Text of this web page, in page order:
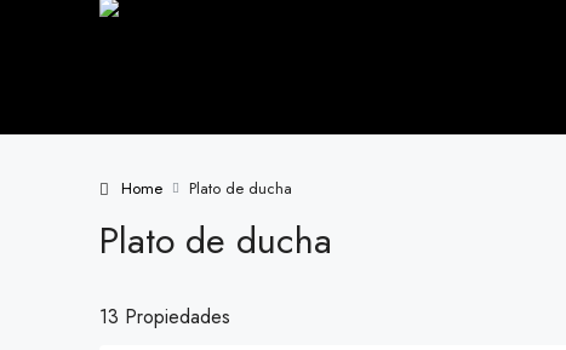
Home Plato de ducha
Plato de ducha
13 Propiedades